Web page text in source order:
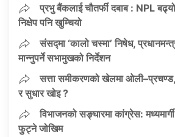
प्रभु बैंकलाई चौतर्फी दबाब : NPL
निक्षेप पनि खुम्चियो
संसद्मा ‘कालो चस्मा’ निषेध,
मान्नुपर्ने सभामुखको निर्देशन
सत्ता समीकरणको खेलमा
र सुधार खोइ ?
विभाजनको सङ्घारमा कांग्रेस:
फुट्ने जोखिम